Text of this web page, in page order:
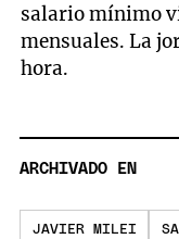
salario mínimo
mensuales. La
hora.
ARCHIVADO EN
JAVIER MILEI